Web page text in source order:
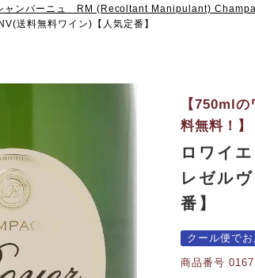
ャンパーニュ RM (Recoltant Manipulant)
送料無料ワイン)【人気定番】
【750ml
料無料！】
ロワイ
レゼル
番】
クール便で
商品番号